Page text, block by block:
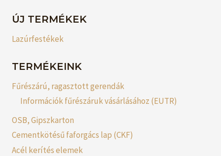
ÚJ TERMÉKEK
Lazúrfestékek
TERMÉKEINK
Fűrészárú, ragasztott gerendák
Információk fűrészáruk vásárlásához (EUTR)
OSB, Gipszkarton
Cementkötésű faforgács lap (CKF)
Acél kerítés elemek